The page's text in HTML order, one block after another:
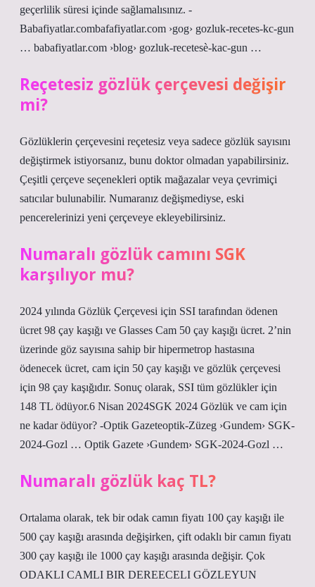
geçerlilik süresi içinde sağlamalısınız. -
Babafiyatlar.combafafiyatlar.com ›gog› gozluk-recetes-kc-gun
… babafiyatlar.com ›blog› gozluk-recetesè-kac-gun …
Reçetesiz gözlük çerçevesi değişir
mi?
Gözlüklerin çerçevesini reçetesiz veya sadece gözlük sayısını
değiştirmek istiyorsanız, bunu doktor olmadan yapabilirsiniz.
Çeşitli çerçeve seçenekleri optik mağazalar veya çevrimiçi
satıcılar bulunabilir. Numaranız değişmediyse, eski
pencerelerinizi yeni çerçeveye ekleyebilirsiniz.
Numaralı gözlük camını SGK
karşılıyor mu?
2024 yılında Gözlük Çerçevesi için SSI tarafından ödenen
ücret 98 çay kaşığı ve Glasses Cam 50 çay kaşığı ücret. 2’nin
üzerinde göz sayısına sahip bir hipermetrop hastasına
ödenecek ücret, cam için 50 çay kaşığı ve gözlük çerçevesi
için 98 çay kaşığıdır. Sonuç olarak, SSI tüm gözlükler için
148 TL ödüyor.6 Nisan 2024SGK 2024 Gözlük ve cam için
ne kadar ödüyor? -Optik Gazeteoptik-Züzeg ›Gundem› SGK-
2024-Gozl … Optik Gazete ›Gundem› SGK-2024-Gozl …
Numaralı gözlük kaç TL?
Ortalama olarak, tek bir odak camın fiyatı 100 çay kaşığı ile
500 çay kaşığı arasında değişirken, çift odaklı bir camın fiyatı
300 çay kaşığı ile 1000 çay kaşığı arasında değişir. Çok
ODAKLI CAMLI BIR DEREECELI GÖZLEYUN